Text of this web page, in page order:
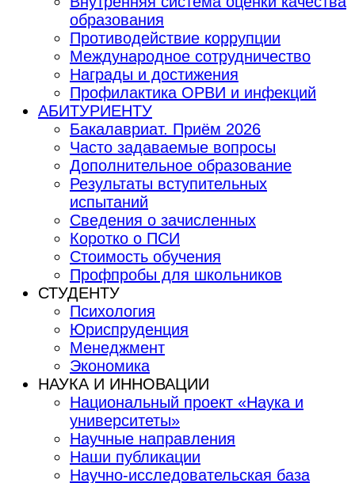
образования
Противодействие коррупции
Международное сотрудничество
Награды и достижения
Профилактика ОРВИ и инфекций
АБИТУРИЕНТУ
Бакалавриат. Приём 2026
Часто задаваемые вопросы
Дополнительное образование
Результаты вступительных
испытаний
Сведения о зачисленных
Коротко о ПСИ
Стоимость обучения
Профпробы для школьников
СТУДЕНТУ
Психология
Юриспруденция
Менеджмент
Экономика
НАУКА И ИННОВАЦИИ
Национальный проект «Наука и
университеты»
Научные направления
Наши публикации
Научно-исследовательская база